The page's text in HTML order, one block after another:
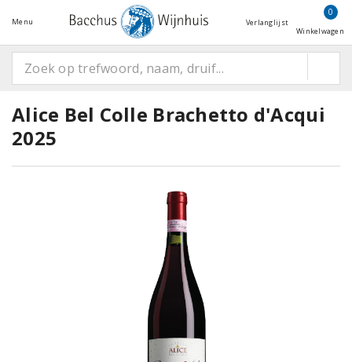
Menu Verlanglijst
0
Winkelwagen
Alice Bel Colle Brachetto d'Acqui
2025